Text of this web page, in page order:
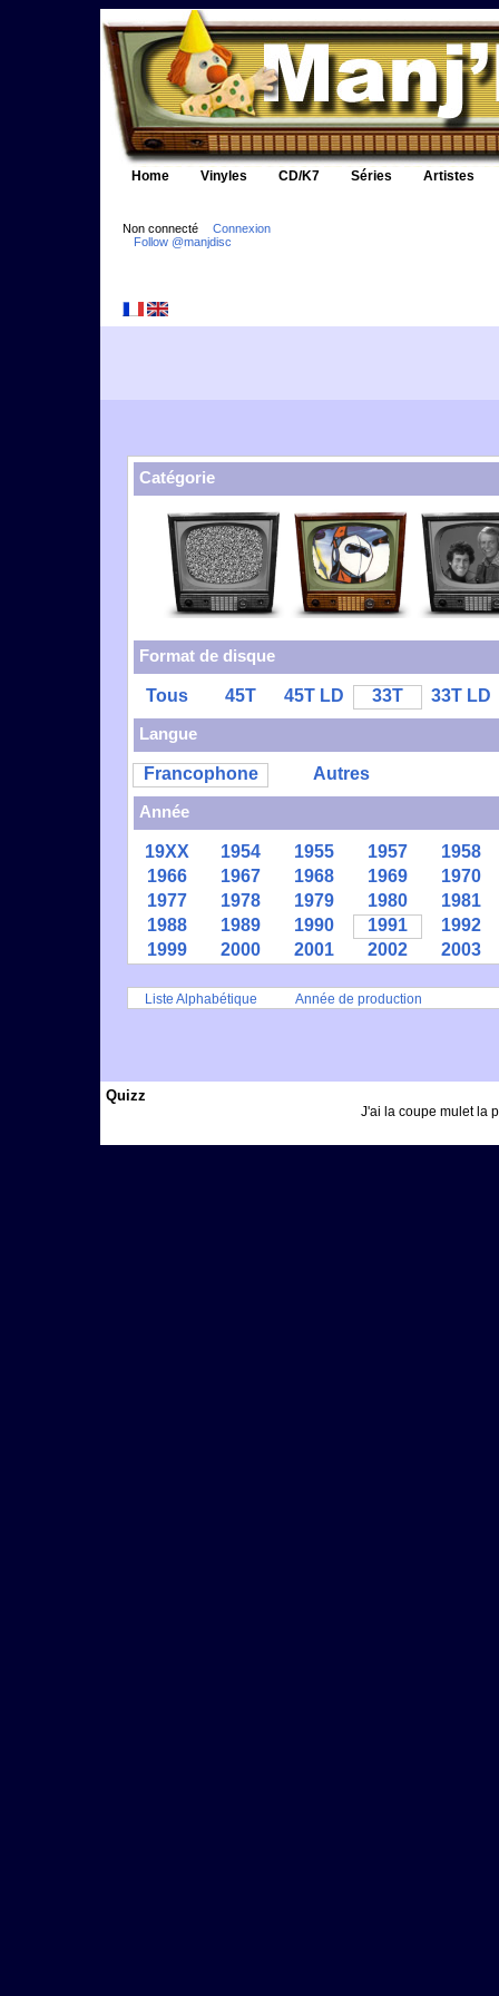
Home Vinyles CD/K7 Séries Artistes
Non connecté
Connexion
Follow @manjdisc
Catégorie
Format de disque
Tous 45T 45T LD 33T
33T LD
Langue
Francophone
Autres
Année
19XX 1954 1955 1957
1958
1966
1967 1968 1969
1970
1977
1978 1979 1980
1981
1988
1989 1990 1991
1992
1999
2000 2001 2002 2003
Liste Alphabétique Année de production
Quizz
J'ai la coupe mulet la